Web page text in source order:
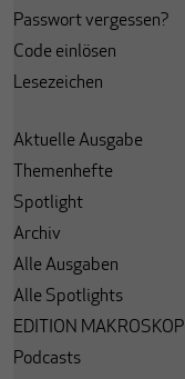
Passwort vergessen?
Code einlösen
Lesezeichen
Aktuelle Ausgabe
Themenhefte
Spotlight
Archiv
Alle Ausgaben
Alle Spotlights
EDITION MAKROSKOP
Podcasts